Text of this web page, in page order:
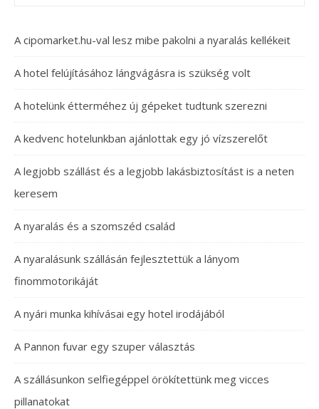
A cipomarket.hu-val lesz mibe pakolni a nyaralás kellékeit
A hotel felújításához lángvágásra is szükség volt
A hotelünk étterméhez új gépeket tudtunk szerezni
A kedvenc hotelunkban ajánlottak egy jó vízszerelőt
A legjobb szállást és a legjobb lakásbiztosítást is a neten
keresem
A nyaralás és a szomszéd család
A nyaralásunk szállásán fejlesztettük a lányom
finommotorikáját
A nyári munka kihívásai egy hotel irodájából
A Pannon fuvar egy szuper választás
A szállásunkon selfiegéppel örökítettünk meg vicces
pillanatokat